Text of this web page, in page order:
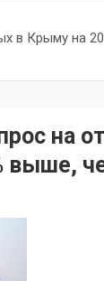
в Крыму на
на
выше,